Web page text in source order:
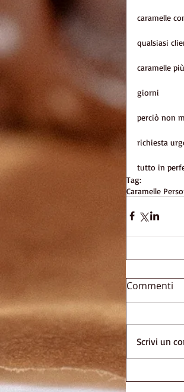
caramelle
qualsiasi
caramelle
giorni
perciò non
richiesta
tutto in
Tag:
Caramelle
Commenti
Scrivi un